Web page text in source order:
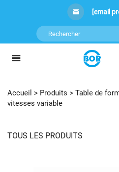
[email
Accueil > Produits > Table de
vitesses variable
TOUS LES PRODUITS